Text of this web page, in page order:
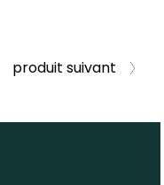
produit suivant